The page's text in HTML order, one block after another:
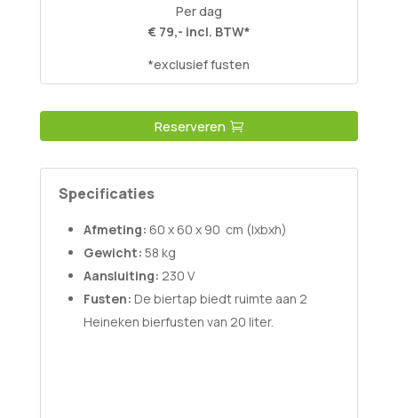
Per dag
€ 79,- incl. BTW*
*exclusief fusten
Reserveren
Specificaties
Afmeting: 60 x 60 x 90 cm (lxbxh)
Gewicht: 58 kg
Aansluiting: 230 V
Fusten: De biertap biedt ruimte aan 2
Heineken bierfusten van 20 liter.